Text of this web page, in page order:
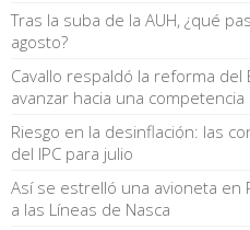
Tras la suba de la AUH, ¿qué
agosto?
Cavallo respaldó la reforma del
avanzar hacia una
Riesgo en la desinflación: las
del IPC para julio
Así se estrelló una avioneta
a las Líneas de Nasca